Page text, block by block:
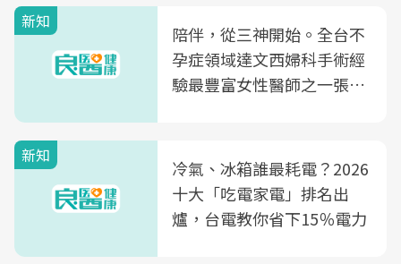
新知
陪伴，從三神開始。全台不
孕症領域達文西婦科手術經
驗最豐富女性醫師之一張永
光田醫院建構360度女性健
康照護生態圈
新知
冷氣、冰箱誰最耗電？2026
十大「吃電家電」排名出
爐，台電教你省下15％電力